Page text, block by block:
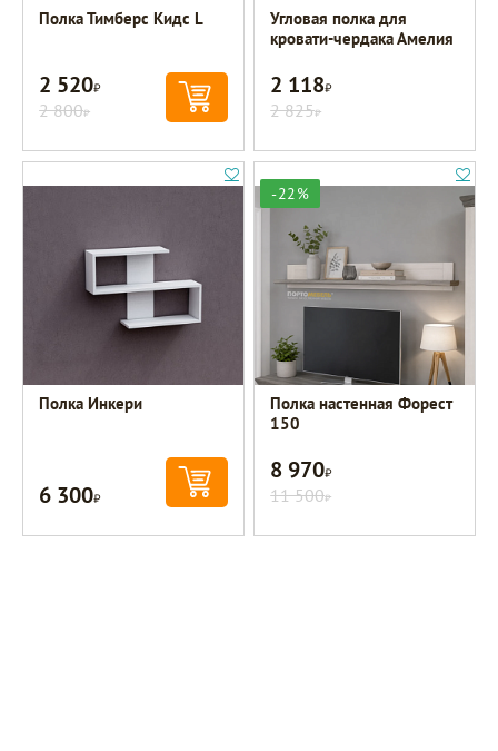
Полка Тимберс Кидс L
2 520Р
2 800Р
Угловая полка для
кровати-чердака Амелия
2 118Р
2 825Р
Полка Инкери
6 300Р
-22%
Полка настенная Форест
150
8 970Р
11 500Р